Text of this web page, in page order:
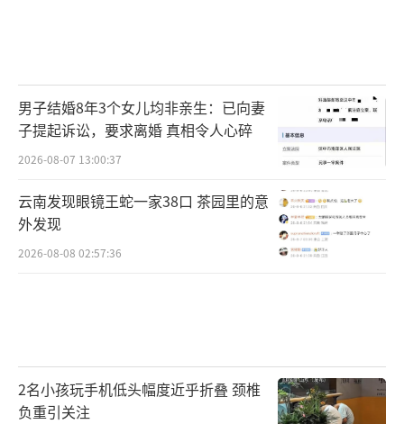
男子结婚8年3个女儿均非亲生：已向妻
子提起诉讼，要求离婚 真相令人心碎
2026-08-07 13:00:37
云南发现眼镜王蛇一家38口 茶园里的意
外发现
2026-08-08 02:57:36
2名小孩玩手机低头幅度近乎折叠 颈椎
负重引关注